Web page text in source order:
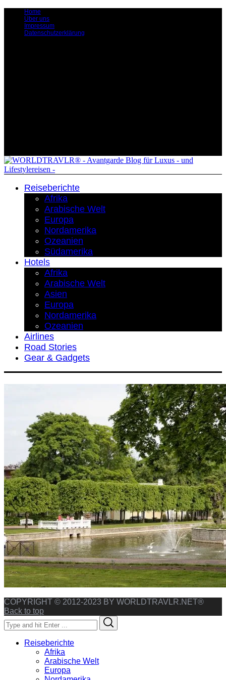
Home
Über uns
Impressum
Datenschutzerklärung
Reiseberichte
Afrika
Arabische Welt
Europa
Nordamerika
Ozeanien
Südamerika
Hotels
Afrika
Arabische Welt
Asien
Europa
Nordamerika
Ozeanien
Airlines
Road Stories
Gear & Gadgets
COPYRIGHT © 2012-2023 BY WORLDTRAVLR.NET®
Back to top
Search
for:
Reiseberichte
Afrika
Arabische Welt
Europa